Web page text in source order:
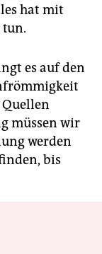
hat mit
tun.
es auf den
müssen wir
werden
bis